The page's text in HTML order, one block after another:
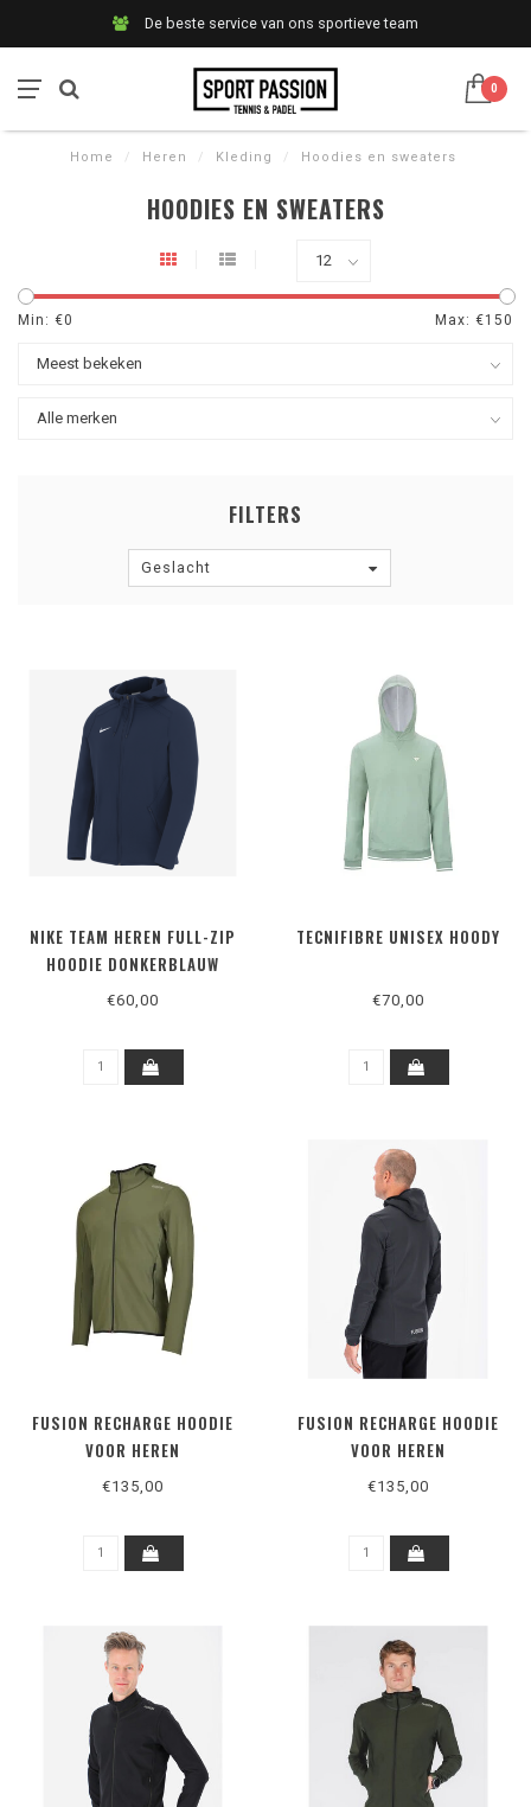
De beste service van ons sportieve team
0
Home / Heren / Kleding / Hoodies en sweaters
HOODIES EN SWEATERS
Min: €0 Max: €150
FILTERS
Geslacht
NIKE TEAM HEREN FULL-ZIP
HOODIE DONKERBLAUW
€60,00
TECNIFIBRE UNISEX HOODY
€70,00
FUSION RECHARGE HOODIE
VOOR HEREN
€135,00
FUSION RECHARGE HOODIE
VOOR HEREN
€135,00